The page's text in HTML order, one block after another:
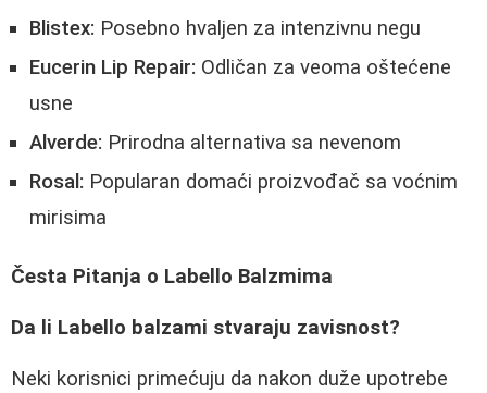
Blistex: Posebno hvaljen za intenzivnu negu
Eucerin Lip Repair: Odličan za veoma oštećene
usne
Alverde: Prirodna alternativa sa nevenom
Rosal: Popularan domaći proizvođač sa voćnim
mirisima
Česta Pitanja o Labello Balzmima
Da li Labello balzami stvaraju zavisnost?
Neki korisnici primećuju da nakon duže upotrebe